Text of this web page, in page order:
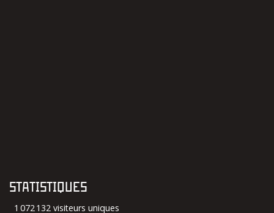
STATISTIQUES
1 072 132 visiteurs uniques